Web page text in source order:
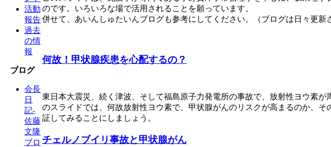
活動
報告
過去
の情
報
ブログ
会長
日
記-
佐藤
文隆
ブロ
のです。いろいろな場で活用されることを願っています。
併せて、あいんしゅたいんブログも参考にしてください。（ブログは日々更新
何故！甲状腺疾患を心配するの？
東日本大震災、続く津波、そして福島原子力発電所の事故で、放射性ヨウ素
のスライドでは、何故放射性ヨウ素で、甲状腺がんのリスクが高まるのか、
証してみることにしましょう。
チェルノブイリ事故と甲状腺がん